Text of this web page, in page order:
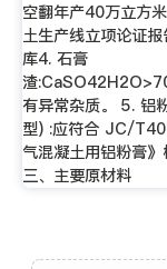
空翻年产40万立方
土生产线立项论证
库4. 石膏
渣
有异常杂质。 5. 铝
型) :应符合 JC/
气混凝土用铝粉膏》
三、主要原材料